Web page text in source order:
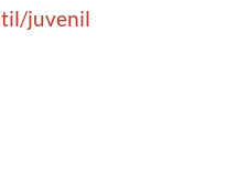
juvenil